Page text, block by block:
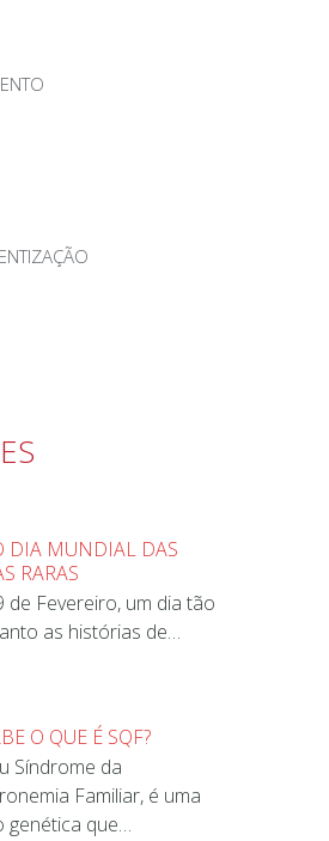
DIA MUNDIAL DAS
RARAS
de Fevereiro, um dia tão
as histórias de…
O QUE É SQF?
Síndrome da
Familiar, é uma
genética que…